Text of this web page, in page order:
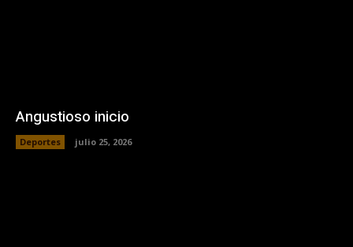
Angustioso inicio
Deportes julio 25, 2026